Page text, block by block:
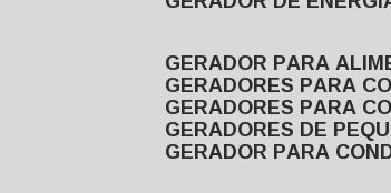
GERADOR PARA
GERADORES PARA
GERADORES PARA
GERADORES DE
GERADOR PARA